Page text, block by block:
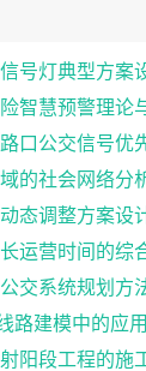
号灯典型方案
智慧预警理论
公交信号优先控
的社会网络分
态调整方案设
营时间的综合效
交系统规划方
路建模中的应
工程的施工组织和概